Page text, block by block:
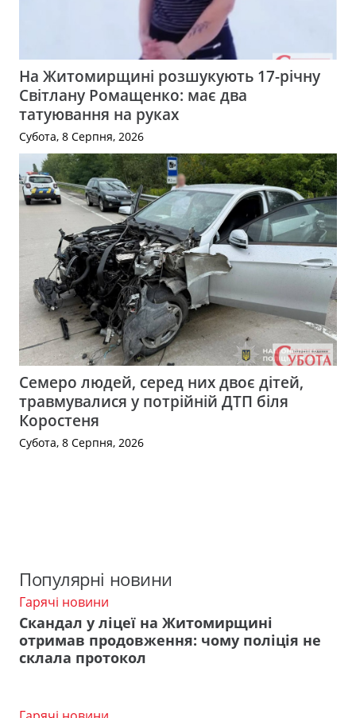
На Житомирщині розшукують 17-річну
Світлану Ромащенко: має два
татуювання на руках
Субота, 8 Серпня, 2026
Семеро людей, серед них двоє дітей,
травмувалися у потрійній ДТП біля
Коростеня
Субота, 8 Серпня, 2026
Популярні новини
Гарячі новини
Скандал у ліцеї на Житомирщині
отримав продовження: чому поліція не
склала протокол